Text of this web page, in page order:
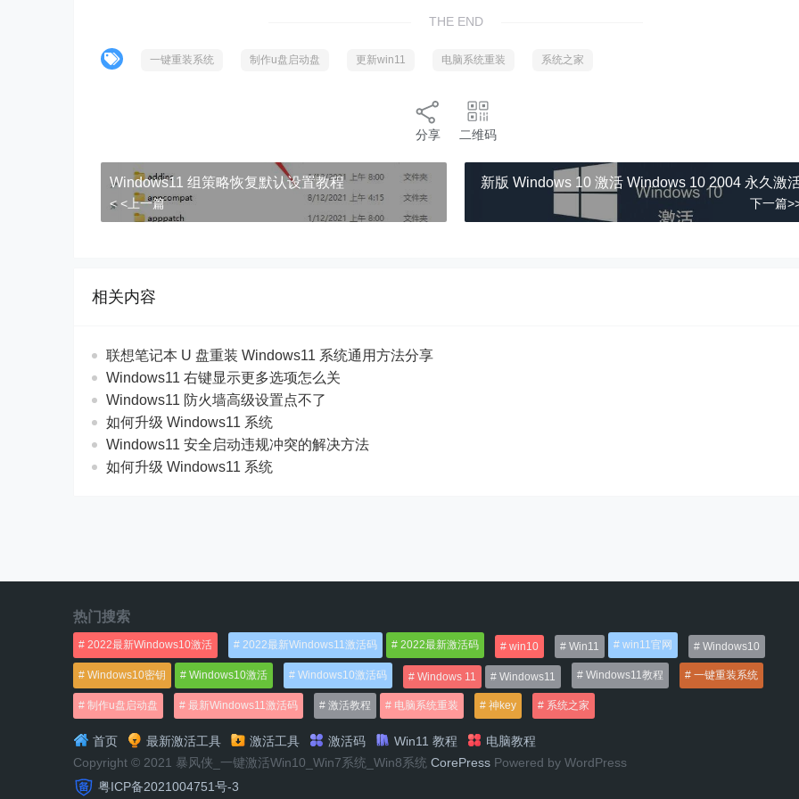
THE END
一键重装系统 制作u盘启动盘 更新win11 电脑系统重装 系统之家
分享 二维码
Windows11 组策略恢复默认设置教程
< <上一篇
新版 Windows 10 激活 Windows 10 2004 永久激
下一篇
相关内容
联想笔记本 U 盘重装 Windows11 系统通用方法分享
Windows11 右键显示更多选项怎么关
Windows11 防火墙高级设置点不了
如何升级 Windows11 系统
Windows11 安全启动违规冲突的解决方法
如何升级 Windows11 系统
热门搜索
2022最新Windows10激活 2022最新Windows11激活码 2022最新激活码 win10 Win11 win11官网 Windows10
Windows10密钥 Windows10激活 Windows10激活码 Windows 11 Windows11 Windows11教程 一键重装系统
制作u盘启动盘 最新Windows11激活码 激活教程 电脑系统重装 神key 系统之家
首页 最新激活工具 激活工具 激活码 Win11 教程
电脑教程
Copyright © 2021 暴风侠_一键激活Win10_Win7系统_Win8系统 CorePress Powered by WordPress
粤ICP备2021004751号-3